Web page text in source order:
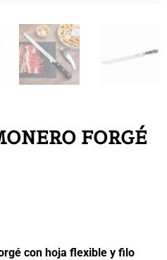
FORGÉ
con hoja flexible y filo